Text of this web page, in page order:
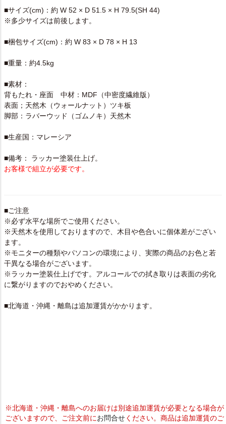
■サイズ(cm)：約 W 52 × D 51.5 × H 79.5(SH 44)
※多少サイズは前後します。
■梱包サイズ(cm)：約 W 83 × D 78 × H 13
■重量：約4.5kg
■素材：
背もたれ・座面 中材：MDF（中密度繊維版）
表面；天然木（ウォールナット）ツキ板
脚部：ラバーウッド（ゴムノキ）天然木
■生産国：マレーシア
■備考： ラッカー塗装仕上げ。
お客様で組立が必要です。
■ご注意
※必ず水平な場所でご使用ください。
※天然木を使用しておりますので、木目や色合いに個体差がござい
ます。
※モニターの種類やパソコンの環境により、実際の商品のお色と若
干異なる場合がございます。
※ラッカー塗装仕上げです。アルコールでの拭き取りは表面の劣化
に繋がりますのでおやめください。
■北海道・沖縄・離島は追加運賃がかかります。
※北海道・沖縄・離島へのお届けは別途追加運賃が必要となる場合が
ございますので、ご注文前にお問合せください。商品は追加運賃のご